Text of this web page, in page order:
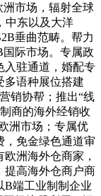
市场，辐射全球
中东以及大洋
垂曲范畴。帮力
际市场。专属政
入驻通道，婚配专
多语种展位搭建
销协帮；推出“线
商的海外经销收
洲市场；专属优
，免金绿色通道审
洲海外仓商家，
提高海外仓商户商
B端工业制制企业